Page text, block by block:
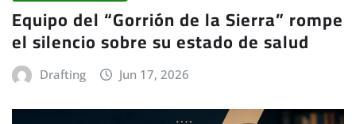
Equipo del “Gorrión de la Sierra” rompe
el silencio sobre su estado de salud
Drafting Jun 17, 2026